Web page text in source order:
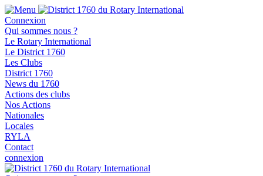
Connexion
Qui sommes nous ?
Le Rotary International
Le District 1760
Les Clubs
District 1760
News du 1760
Actions des clubs
Nos Actions
Nationales
Locales
RYLA
Contact
connexion